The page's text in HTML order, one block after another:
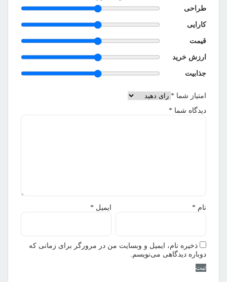
طراحی
کارایی
قیمت
ارزش خرید
جذابیت
امتیاز شما *
دیدگاه شما *
نام * ایمیل *
ذخیره نام، ایمیل و وبسایت من در مرورگر برای زمانی که
دوباره دیدگاهی می‌نویسم.